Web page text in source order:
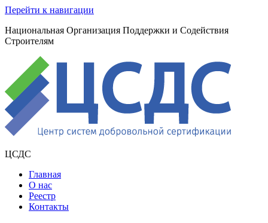
Перейти к навигации
Национальная Организация Поддержки и Содействия
Строителям
ЦСДС
Главная
О нас
Реестр
Контакты